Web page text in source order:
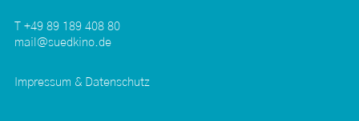
T +49 89 189 408 80
mail@suedkino.de
Impressum & Datenschutz